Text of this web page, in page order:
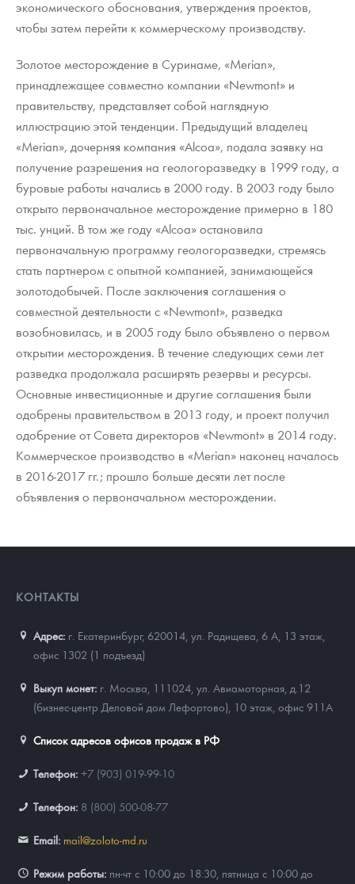
экономического обоснования, утверждения проектов,
чтобы затем перейти к коммерческому производству.
Золотое месторождение в Суринаме, «Merian»,
принадлежащее совместно компании «Newmont» и
правительству, представляет собой наглядную
иллюстрацию этой тенденции. Предыдущий владелец
«Merian», дочерняя компания «Alcoa», подала заявку на
получение разрешения на геологоразведку в 1999 году, а
буровые работы начались в 2000 году. В 2003 году было
открыто первоначальное месторождение примерно в 180
тыс. унций. В том же году «Alcoa» остановила
первоначальную программу геологоразведки, стремясь
стать партнером с опытной компанией, занимающейся
золотодобычей. После заключения соглашения о
совместной деятельности с «Newmont», разведка
возобновилась, и в 2005 году было объявлено о первом
открытии месторождения. В течение следующих семи лет
разведка продолжала расширять резервы и ресурсы.
Основные инвестиционные и другие соглашения были
одобрены правительством в 2013 году, и проект получил
одобрение от Совета директоров «Newmont» в 2014 году.
Коммерческое производство в «Merian» наконец началось
в 2016-2017 гг.; прошло больше десяти лет после
объявления о первоначальном месторождении.
КОНТАКТЫ
Адрес: г. Екатеринбург, 620014 ул. Радищева, 6 А, 13 этаж,
офис 1302 (1 подъезд)
Выкуп монет: г. Москва, 111024, ул. Авиамоторная, д.12
(бизнес-центр Деловой дом Лефортово), 10 этаж, офис 911А
Список адресов офисов продаж в РФ
Телефон: +7 (903) 019-99-10
Телефон: 8 (800) 500-08-77
Email: mail@zoloto-md.ru
Режим работы: пн-чт с 10:00 до 18:30, пятница с 10:00 до